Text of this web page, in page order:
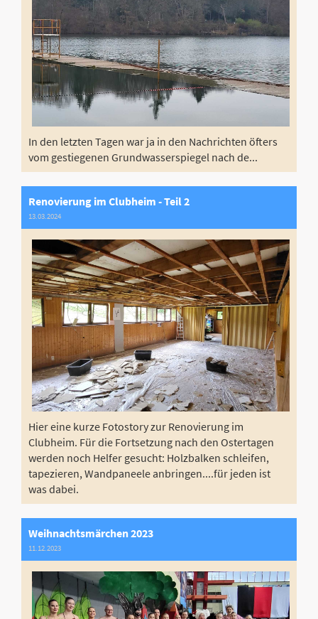
In den letzten Tagen war ja in den Nachrichten öfters
vom gestiegenen Grundwasserspiegel nach de...
Renovierung im Clubheim - Teil 2
13.03.2024
Hier eine kurze Fotostory zur Renovierung im
Clubheim. Für die Fortsetzung nach den Ostertagen
werden noch Helfer gesucht: Holzbalken schleifen,
tapezieren, Wandpaneele anbringen....für jeden ist
was dabei.
Weihnachtsmärchen 2023
11.12.2023